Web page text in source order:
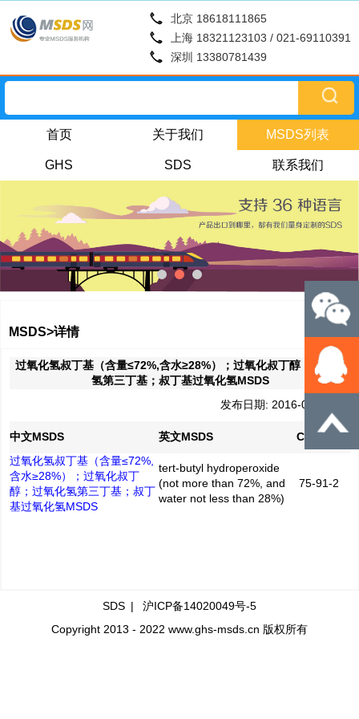
北京 18618111865
上海 18321123103 / 021-69110391
深圳 13380781439
首页 关于我们 MSDS列表
GHS SDS 联系我们
MSDS>详情
过氧化氢叔丁基（含量≤72%,含水≥28%）；过氧化叔丁醇；过氧化
氢第三丁基；叔丁基过氧化氢MSDS
发布日期: 2016-04-28
中文MSDS 英文MSDS
CAS No.
过氧化氢叔丁基（含量≤72%,
含水≥28%）；过氧化叔丁
醇；过氧化氢第三丁基；叔丁
基过氧化氢MSDS
tert-butyl hydroperoxide
(not more than 72%, and
water not less than 28%)
75-91-2
SDS | 沪ICP备14020049号-5
Copyright 2013 - 2022 www.ghs-msds.cn 版权所有